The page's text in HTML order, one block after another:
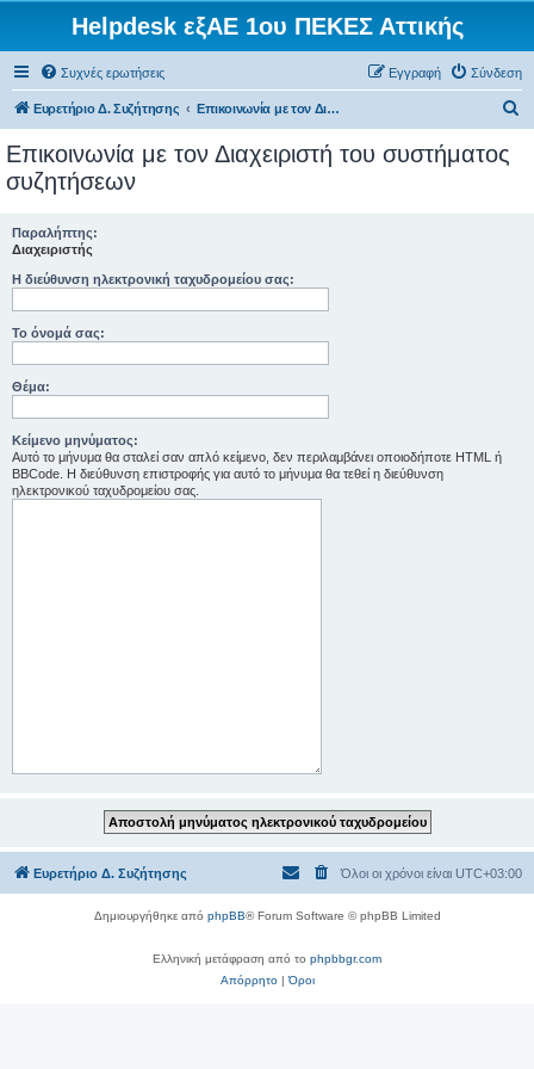
Helpdesk εξΑΕ 1ου ΠΕΚΕΣ Αττικής
Συχνές ερωτήσεις Σύνδεση
Εγγραφή
Ευρετήριο Δ. Συζήτησης Επικοινωνία με τον Διαχειριστή του συστήματος συζητήσεων
Επικοινωνία με τον Διαχειριστή του συστήματος
συζητήσεων
Παραλήπτης:
Διαχειριστής
Η διεύθυνση ηλεκτρονική ταχυδρομείου σας:
Το όνομά σας:
Θέμα:
Κείμενο μηνύματος:
Αυτό το μήνυμα θα σταλεί σαν απλό κείμενο, δεν περιλαμβάνει οποιοδήποτε HTML ή
BBCode. Η διεύθυνση επιστροφής για αυτό το μήνυμα θα τεθεί η διεύθυνση
ηλεκτρονικού ταχυδρομείου σας.
Ευρετήριο Δ. Συζήτησης Όλοι οι χρόνοι είναι UTC+03:00
Δημιουργήθηκε από phpBB® Forum Software © phpBB Limited
Ελληνική μετάφραση από το phpbbgr.com
Απόρρητο|Όροι